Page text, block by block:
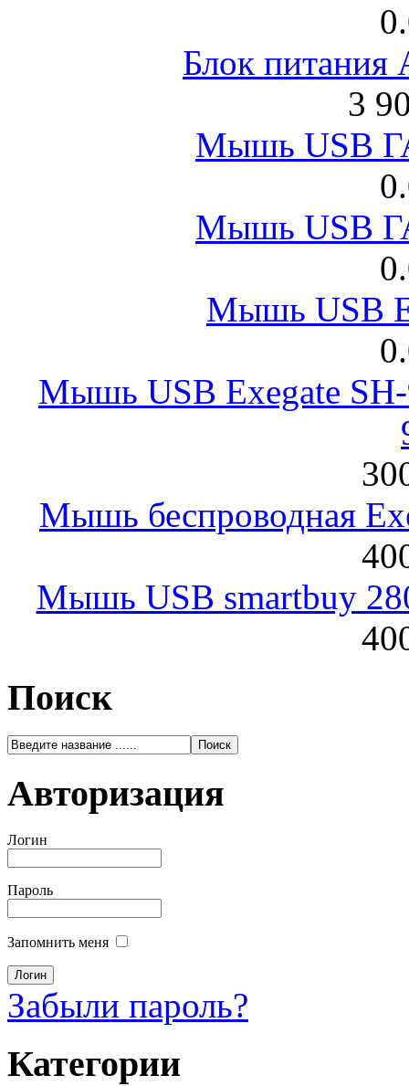
Блок питания
3
Мышь USB
Мышь USB
Мышь USB
Мышь USB Exegate
Мышь беспроводная
Мышь USB smartbuy
Поиск
Авторизация
Логин
Пароль
Запомнить меня
Забыли пароль?
Категории